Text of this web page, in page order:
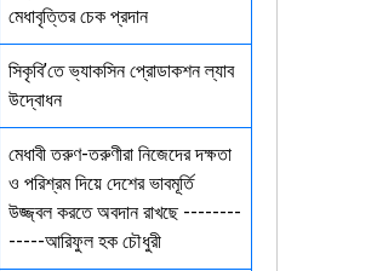
মেধাবৃত্তির চেক প্রদান
সিকৃবি’তে ভ্যাকসিন প্রোডাকশন ল্যাব
উদ্বোধন
মেধাবী তরুণ-তরুণীরা নিজেদের দক্ষতা
ও পরিশ্রম দিয়ে দেশের ভাবমূর্তি
উজ্জ্বল করতে অবদান রাখছে --------
-----আরিফুল হক চৌধুরী